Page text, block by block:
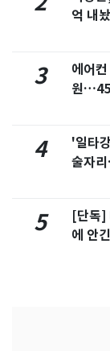
억 내
3
에어
원
4
'일타
술자
5
[단독]
에 안